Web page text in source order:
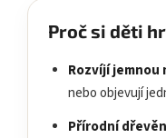
Proč si děti
Rozvíjí jemnou
nebo objevují
Přírodní